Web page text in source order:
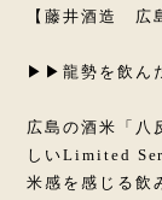
【藤井酒造 広
▶▶龍勢を飲ん
広島の酒米「八
しいLimited
米感を感じる飲